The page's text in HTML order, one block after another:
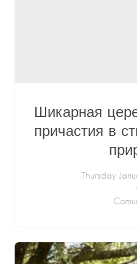
Шикарная
причастия в
Thursday